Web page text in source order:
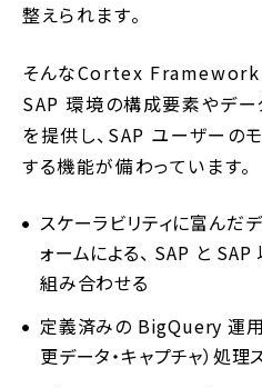
整えられます。
そんなCortex Framework
SAP 環境の構成要素やデー
を提供し、SAP ユーザーの
する機能が備わっています。
スケーラビリティに富んだデ
ォームによる、 SAP と
組み合わせる
定義済みの BigQuery 運用
更データ・キャプチャ）処理